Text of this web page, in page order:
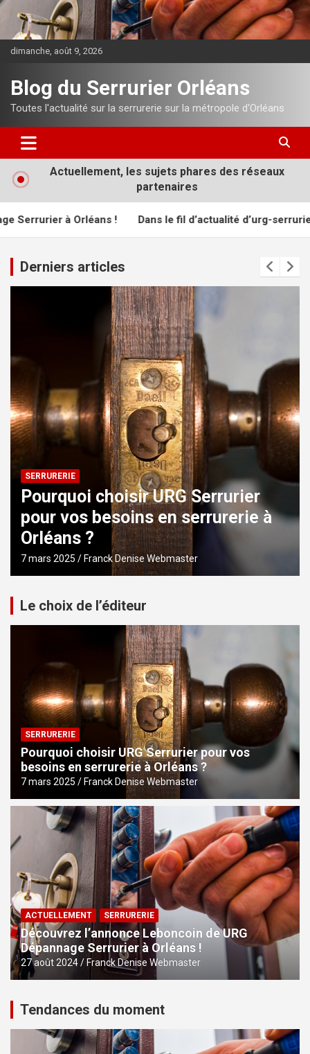
Aller
contenu
dimanche, août 9, 2026
Blog du Serrurier Orléans
Toutes l'actualité sur la serrurerie sur la métropole d'Orléans
Actuellement, les sujets phares des réseaux
partenaires
à Orléans ! Dans le fil d’actualité d’urg-serrurier.com
Derniers articles
SERRURERIE
Pourquoi choisir URG Serrurier
pour vos besoins en serrurerie à
Orléans ?
7 mars 2025 Franck Denise Webmaster
Le choix de l’éditeur
SERRURERIE
Pourquoi choisir URG Serrurier pour vos
besoins en serrurerie à Orléans ?
7 mars 2025 Franck Denise Webmaster
ACTUELLEMENT SERRURERIE
Découvrez l’annonce Leboncoin de URG
Dépannage Serrurier à Orléans !
27 août 2024 Franck Denise Webmaster
Tendances du moment